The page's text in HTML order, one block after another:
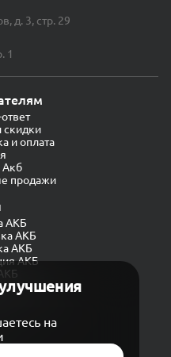
на
д. 3, стр. 29
1
скидки
и оплата
Акб
продажи
АКБ
АКБ
АКБ
АКБ
генератора